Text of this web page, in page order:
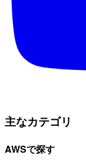
主なカテゴリ
AWSで探す